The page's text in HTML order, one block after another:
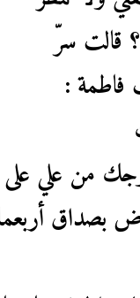
؟ قالت سرّ
فاطمة :
من علي
بصداق